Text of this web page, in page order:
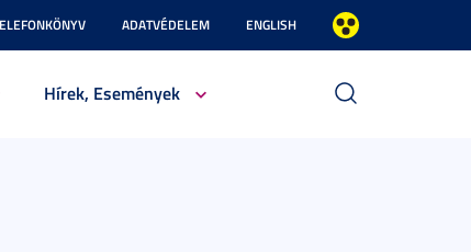
ADATVÉDELEM ENGLISH
Hírek, Események